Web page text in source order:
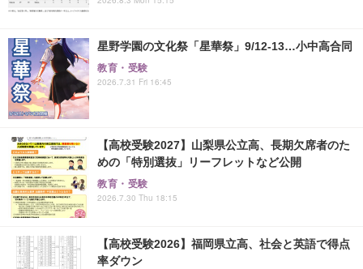
星野学園の文化祭「星華祭」9/12-13…小中高合同
教育・受験
2026.7.31 Fri 16:45
【高校受験2027】山梨県公立高、長期欠席者のた
めの「特別選抜」リーフレットなど公開
教育・受験
2026.7.30 Thu 18:15
【高校受験2026】福岡県立高、社会と英語で得点
率ダウン